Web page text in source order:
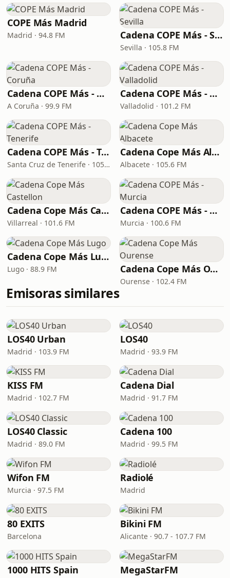
COPE Más Madrid
Madrid · 94.8 FM Cadena COPE Más - Sevilla
Sevilla · 105.8 FM
Cadena COPE Más - Coruña
A Coruña · 99.9 FM
Cadena COPE Más - Valladolid
Valladolid · 101.2 FM
Cadena COPE Más - Tenerife
Santa Cruz de Tenerife · 105.1 FM
Cadena Cope Más Albacete
Albacete · 105.6 FM
Cadena Cope Más Castellon
Villarreal · 101.6 FM
Cadena COPE Más - Murcia
Murcia · 100.6 FM
Cadena Cope Más Lugo
Lugo · 88.9 FM Cadena Cope Más Ourense
Ourense · 102.4 FM
Emisoras similares
LOS40 Urban
Madrid · 103.9 FM
LOS40
Madrid · 93.9 FM
KISS FM
Madrid · 102.7 FM
Cadena Dial
Madrid · 91.7 FM
LOS40 Classic
Madrid · 89.0 FM
Cadena 100
Madrid · 99.5 FM
Wifon FM
Murcia · 97.5 FM
Radiolé
Madrid
80 EXITS
Barcelona
Bikini FM
Alicante · 90.7 - 107.7 FM
1000 HITS Spain MegaStarFM